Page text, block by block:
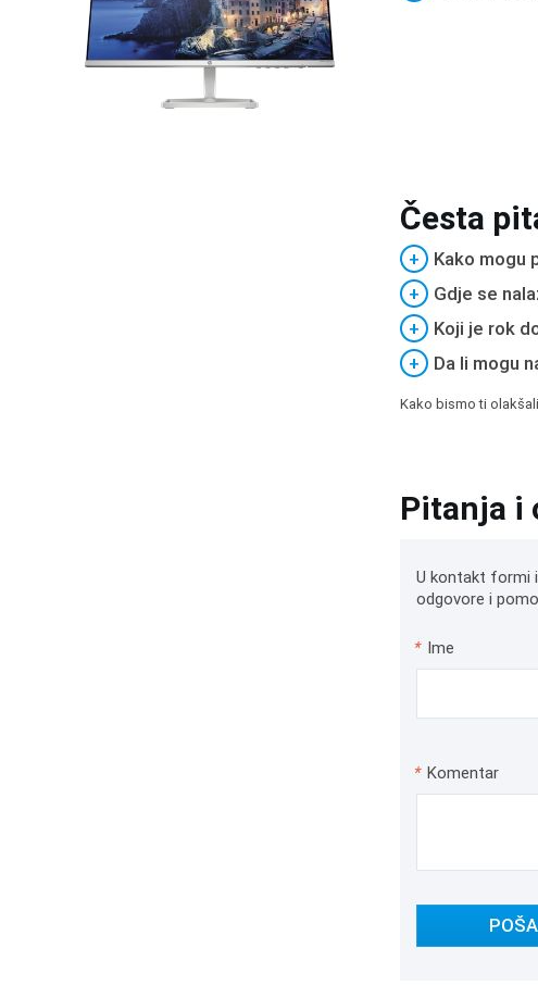
Česta
+
Kako mogu
+
Gdje se
+
Koji je rok
+
Da li mogu
Kako bismo ti
Pitanja i
U kontakt formi
odgovore i
* Ime
* Komentar